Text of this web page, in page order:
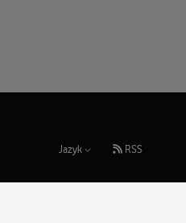
Jazyk RSS